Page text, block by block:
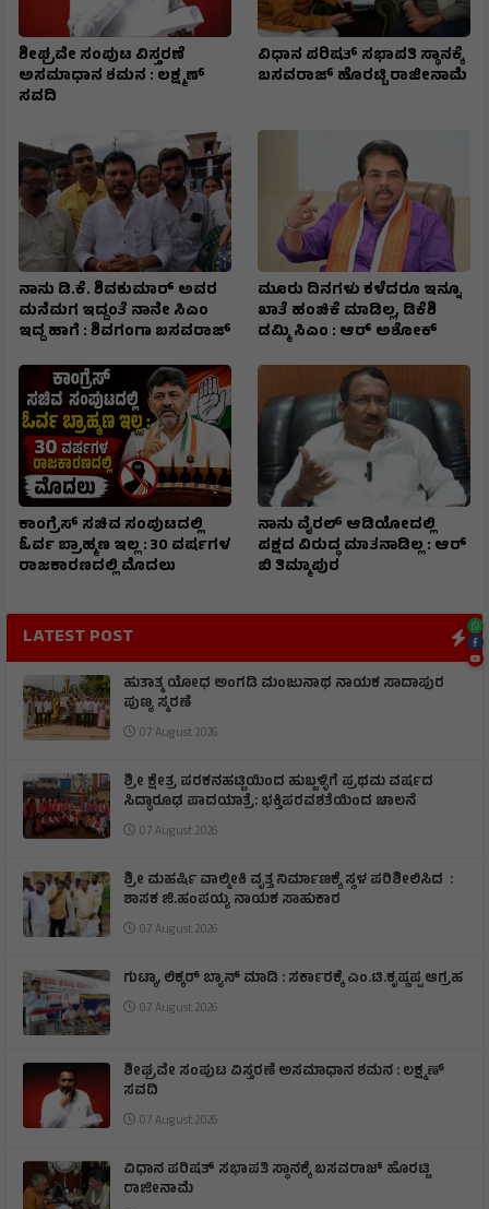
ಶೀಘ್ರವೇ ಸಂಪುಟ ವಿಸ್ತರಣೆ
ಅಸಮಾಧಾನ ಶಮನ : ಲಕ್ಷ್ಮಣ್
ಸವದಿ
ವಿಧಾನ ಪರಿಷತ್ ಸಭಾಪತಿ ಸ್ಥಾನಕ್ಕೆ
ಬಸವರಾಜ್ ಹೊರಟ್ಟಿ ರಾಜೀನಾಮೆ
ನಾನು ಡಿ.ಕೆ. ಶಿವಕುಮಾರ್ ಅವರ
ಮನೆಮಗ ಇದ್ದಂತೆ ನಾನೇ ಸಿಎಂ
ಇದ್ದ ಹಾಗೆ : ಶಿವಗಂಗಾ ಬಸವರಾಜ್
ಮೂರು ದಿನಗಳು ಕಳೆದರೂ ಇನ್ನೂ
ಖಾತೆ ಹಂಚಿಕೆ ಮಾಡಿಲ್ಲ, ಡಿಕೆಶಿ
ಡಮ್ಮಿ ಸಿಎಂ : ಆರ್ ಅಶೋಕ್
ಕಾಂಗ್ರೆಸ್ ಸಚಿವ ಸಂಪುಟದಲ್ಲಿ
ಓರ್ವ ಬ್ರಾಹ್ಮಣ ಇಲ್ಲ : 30 ವರ್ಷಗಳ
ರಾಜಕಾರಣದಲ್ಲಿ ಮೊದಲು
ನಾನು ವೈರಲ್ ಆಡಿಯೋದಲ್ಲಿ
ಪಕ್ಷದ ವಿರುದ್ಧ ಮಾತನಾಡಿಲ್ಲ : ಆರ್
ಬಿ ತಿಮ್ಮಾಪುರ
LATEST POST
ಹುತಾತ್ಮ ಯೋಧ ಅಂಗಡಿ ಮಂಜುನಾಥ ನಾಯಕ ಸಾದಾಪುರ
ಪುಣ್ಯ ಸ್ಮರಣೆ
07 August 2026
​ಶ್ರೀ ಕ್ಷೇತ್ರ ಪರಕನಹಟ್ಟಿಯಿಂದ ಹುಬ್ಬಳ್ಳಿಗೆ ಪ್ರಥಮ ವರ್ಷದ
ಸಿದ್ಧಾರೂಢ ಪಾದಯಾತ್ರೆ: ಭಕ್ತಿಪರವಶತೆಯಿಂದ ಚಾಲನೆ
07 August 2026
ಶ್ರೀ ಮಹರ್ಷಿ ವಾಲ್ಮೀಕಿ ವೃತ್ತ ನಿರ್ಮಾಣಕ್ಕೆ ಸ್ಥಳ ಪರಿಶೀಲಿಸಿದ :
ಶಾಸಕ ಜಿ.ಹಂಪಯ್ಯ ನಾಯಕ ಸಾಹುಕಾರ
07 August 2026
ಗುಟ್ಕಾ, ಲಿಕ್ಕರ್ ಬ್ಯಾನ್ ಮಾಡಿ : ಸರ್ಕಾರಕ್ಕೆ ಎಂ.ಟಿ.ಕೃಷ್ಣಪ್ಪ ಆಗ್ರಹ
07 August 2026
ಶೀಘ್ರವೇ ಸಂಪುಟ ವಿಸ್ತರಣೆ ಅಸಮಾಧಾನ ಶಮನ : ಲಕ್ಷ್ಮಣ್
ಸವದಿ
07 August 2026
ವಿಧಾನ ಪರಿಷತ್ ಸಭಾಪತಿ ಸ್ಥಾನಕ್ಕೆ ಬಸವರಾಜ್ ಹೊರಟ್ಟಿ
ರಾಜೀನಾಮೆ